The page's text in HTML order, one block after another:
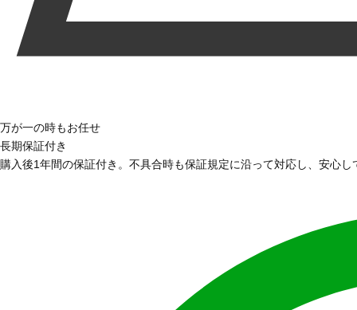
万が一の時もお任せ
長期保証付き
購入後1年間の保証付き。不具合時も保証規定に沿って対応し、安心